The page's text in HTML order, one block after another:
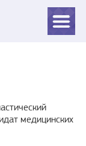
медицинских